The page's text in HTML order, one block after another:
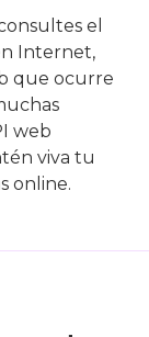
el
Internet,
que ocurre
web
viva tu
online.